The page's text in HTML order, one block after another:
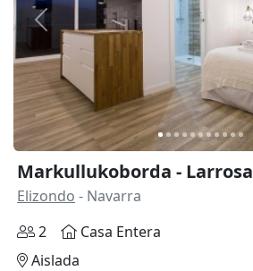
Anterior
Markullukoborda - Larrosa
Elizondo - Navarra
2
Casa Entera
Aislada